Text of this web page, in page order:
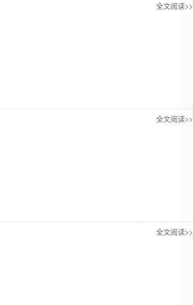
全文阅读>>
全文阅读>>
全文阅读>>